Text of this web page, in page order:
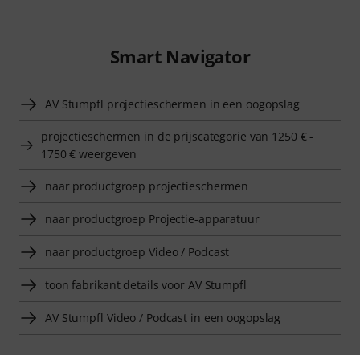
Smart Navigator
AV Stumpfl projectieschermen in een oogopslag
projectieschermen in de prijscategorie van 1250 € -
1750 € weergeven
naar productgroep projectieschermen
naar productgroep Projectie-apparatuur
naar productgroep Video / Podcast
toon fabrikant details voor AV Stumpfl
AV Stumpfl Video / Podcast in een oogopslag